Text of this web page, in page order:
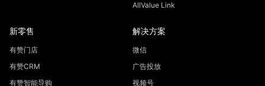
AllValue Link
新零售
有赞门店
有赞CRM
有赞智能导购
解决方案
微信
广告投放
视频号